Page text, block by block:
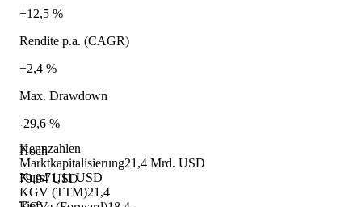
Kennzahlen
Marktkapitalisierung21,4 Mrd. USD
Kurs71,11 USD
KGV (TTM)21,4
+12,5 %
Rendite p.a. (CAGR)
+2,4 %
Max. Drawdown
-29,6 %
Hoch
79,94 USD